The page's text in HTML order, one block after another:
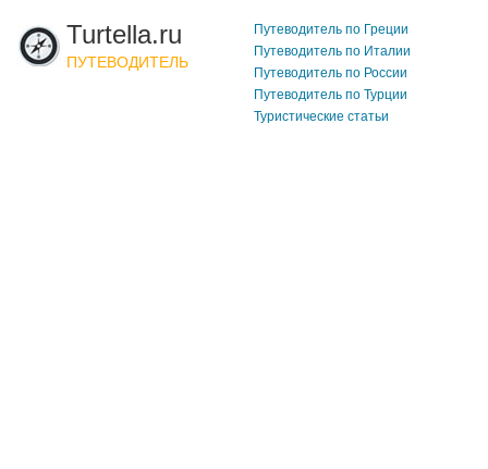
Turtella.ru
ПУТЕВОДИТЕЛЬ
Путеводитель по Греции
Путеводитель по Италии
Путеводитель по России
Путеводитель по Турции
Туристические статьи